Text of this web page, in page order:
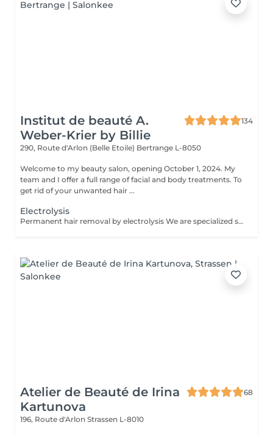
Institut de beauté A.
Weber-Krier by Billie
134
290, Route d'Arlon (Belle Etoile) Bertrange L-8050
Welcome to my beauty salon, opening October 1, 2024. My
team and I offer a full range of facial and body treatments. To
get rid of your unwanted hair ...
Electrolysis
Permanent hair removal by electrolysis We are specialized since 1970 in permanent hair removal by electrolysis, the effectiveness of this method of permanent hair removal is indisputable. Electrolysis allows permanent removal of the cells responsible for hair growth by inserting a filament into the hair follicle and applying a high-speed current adjusted according to the hair and the targeted region. All skin and hair colors as well as all regions can be treated efficiently and without any compromise.
Atelier de Beauté de Irina
Kartunova
68
196, Route d'Arlon Strassen L-8010